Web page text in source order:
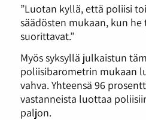
”Luotan kyllä, että poliisi
säädösten mukaan, kun
suorittavat.”
Myös syksyllä julkaistun
poliisibarometrin mukaan
vahva. Yhteensä 96
vastanneista luottaa
paljon.